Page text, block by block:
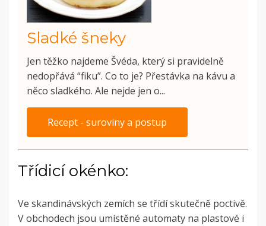
Sladké šneky
Jen těžko najdeme Švéda, který si pravidelně
nedopřává “fiku”. Co to je? Přestávka na kávu a
něco sladkého. Ale nejde jen o...
Recept - suroviny a postup
Třídicí okénko:
Ve skandinávských zemích se třídí skutečně poctivě.
V obchodech jsou umístěné automaty na plastové i